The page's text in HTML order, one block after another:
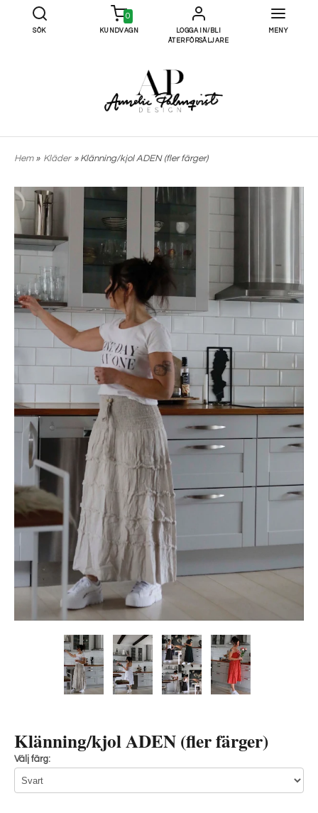
SÖK
0
KUNDVAGN
LOGGA IN/BLI
ÅTERFÖRSÄLJARE
MENY
Hem» Kläder » Klänning/kjol ADEN (fler färger)
Klänning/kjol ADEN (fler färger)
Välj färg: